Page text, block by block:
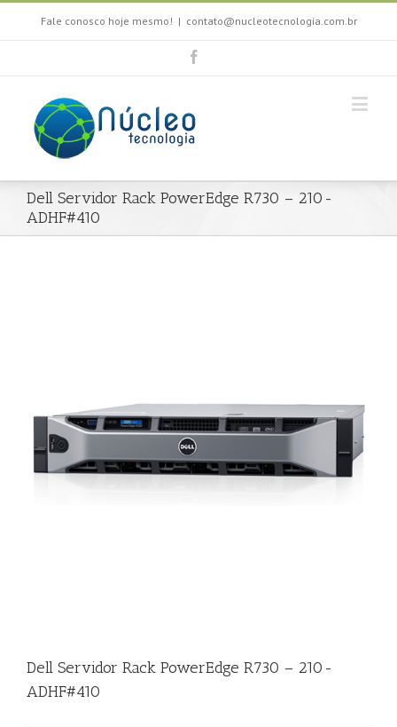
Fale conosco hoje mesmo! | contato@nucleotecnologia.com.br
Dell Servidor Rack PowerEdge R730 – 210-
ADHF#410
Dell Servidor Rack PowerEdge R730 – 210-
ADHF#410